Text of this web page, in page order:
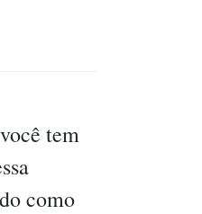
tem
como